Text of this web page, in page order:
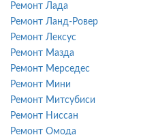
Ремонт Лада
Ремонт Ланд-Ровер
Ремонт Лексус
Ремонт Мазда
Ремонт Мерседес
Ремонт Мини
Ремонт Митсубиси
Ремонт Ниссан
Ремонт Омода